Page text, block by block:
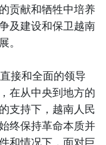
贡献和牺牲中培养
及建设和保卫越南
。
接和全面的领导
在从中央到地方的
支持下，越南人民
终保持革命本质并
和情况下，面对巨